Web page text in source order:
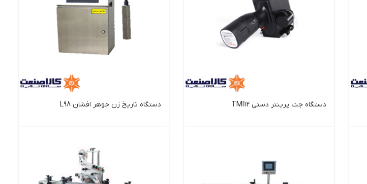
دستگاه جت پرینتر دستی TMI12 دستگاه تاریخ زن جوهر افشان L98